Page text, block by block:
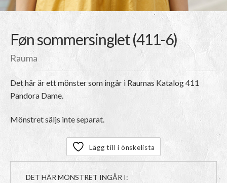
Føn sommersinglet (411-6)
Rauma
Det här är ett mönster som ingår i Raumas Katalog 411
Pandora Dame.
Mönstret säljs inte separat.
Lägg till i önskelista
DET HÄR MÖNSTRET INGÅR I: